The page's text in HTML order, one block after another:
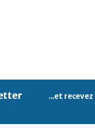
...et recevez